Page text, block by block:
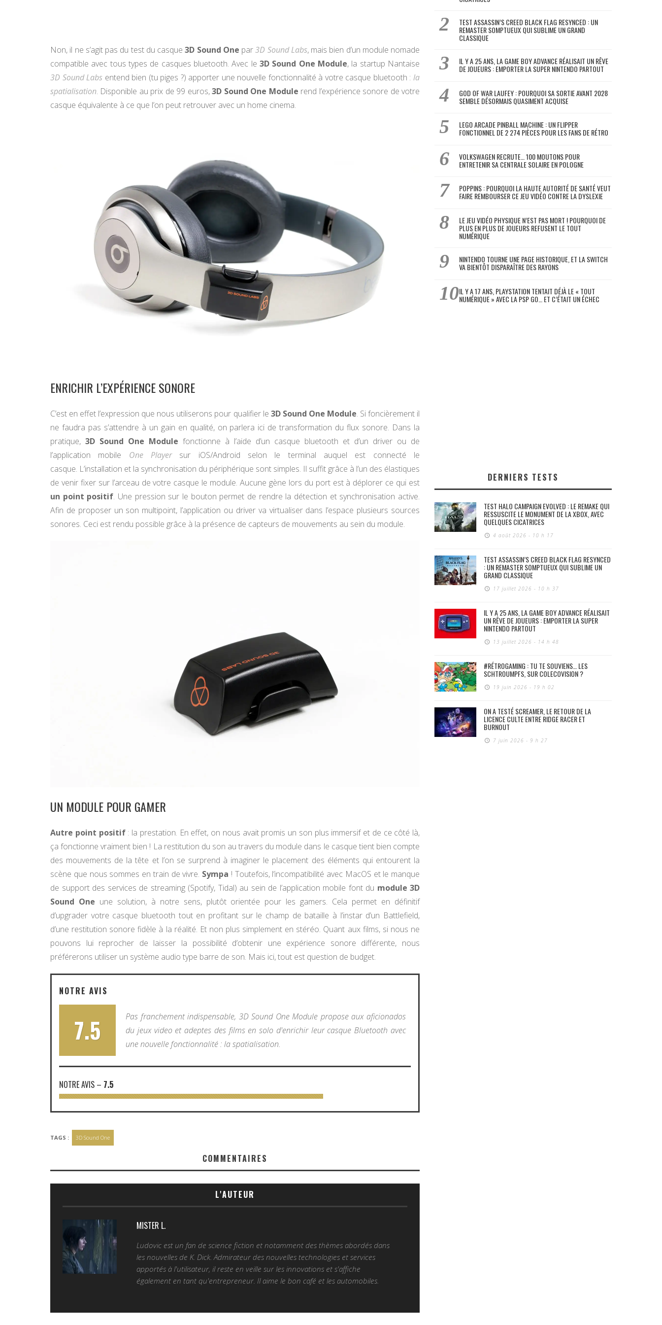
Non, il ne s’agit pas du test du casque3D Sound One par3D Sound Labs, mais bien d’un module nomade
compatible avec tous types de casques bluetooth. Avec le 3D Sound One Module, la startup Nantaise
3D Sound Labs entend bien (tu piges ?) apporter une nouvelle fonctionnalité à votre casque bluetooth :la
spatialisation. Disponible au prix de 99 euros,3D Sound One Module rend l’expérience sonore de votre
casque équivalente à ce que l’on peut retrouver avec un home cinema.
ENRICHIR L’EXPÉRIENCE SONORE
C’est en effet l’expression que nous utiliserons pour qualifier le 3D Sound One Module. Si foncièrement il
ne faudra pas s’attendre à un gain en qualité, on parlera ici de transformation du flux sonore. Dans la
pratique, 3D Sound One Module fonctionne à l’aide d’un casque bluetooth et d’un driver ou de
l’application mobile One Playersur iOS/Android selon le terminal auquel est connecté le
casque. L’installation et la synchronisation du périphérique sont simples. Il suffit grâce à l’un des élastiques
de venir fixer sur l’arceau de votre casque le module. Aucune gène lors du port est à déplorer ce qui est
un point positif. Une pression sur le bouton permet de rendre la détection et synchronisation active.
Afin de proposer un son multipoint, l’application ou driver va virtualiser dans l’espace plusieurs sources
sonores. Ceci est rendu possible grâce à la présence de capteurs de mouvements au sein du module.
UN MODULE POUR GAMER
Autre point positif: la prestation. En effet, on nous avait promis un son plus immersif et de ce côté là,
ça fonctionne vraiment bien ! La restitution du son au travers du module dans le casque tient bien compte
des mouvements de la tête et l’on se surprend à imaginer le placement des éléments qui entourent la
scène que nous sommes en train de vivre. Sympa ! Toutefois, l’incompatibilité avec MacOS et le manque
de support des services de streaming (Spotify, Tidal) au sein de l’application mobile font du module 3D
Sound One une solution, à notre sens, plutôt orientée pour les gamers. Cela permet en définitif
d’upgrader votre casque bluetooth tout en profitant sur le champ de bataille à l’instar d’un Battlefield,
d’une restitution sonore fidèle à la réalité. Et non plus simplement en stéréo. Quant aux films, si nous ne
pouvons lui reprocher de laisser la possibilité d’obtenir une expérience sonore différente, nous
préférerons utiliser un système audio type barre de son. Mais ici, tout est question de budget.
NOTRE AVIS
7.5
Pas franchement indispensable, 3D Sound One Module propose aux aficionados
du jeux video et adeptes des films en solo d'enrichir leur casque Bluetooth avec
une nouvelle fonctionnalité : la spatialisation.
NOTRE AVIS – 7.5
TAGS : 3D Sound One
COMMENTAIRES
L'AUTEUR
MISTER L.
Ludovic est un fan de science fiction et notamment des thèmes abordés dans
les nouvelles de K. Dick. Admirateur des nouvelles technologies et services
apportés à l'utilisateur, il reste en veille sur les innovations et s'affiche
également en tant qu'entrepreneur. Il aime le bon café et les automobiles.
TEST ASSASSIN’S CREED BLACK FLAG RESYNCED : UN
REMASTER SOMPTUEUX QUI SUBLIME UN GRAND
CLASSIQUE
IL Y A 25 ANS, LA GAME BOY ADVANCE RÉALISAIT UN RÊVE
DE JOUEURS : EMPORTER LA SUPER NINTENDO PARTOUT
GOD OF WAR LAUFEY : POURQUOI SA SORTIE AVANT 2028
SEMBLE DÉSORMAIS QUASIMENT ACQUISE
LEGO ARCADE PINBALL MACHINE : UN FLIPPER
FONCTIONNEL DE 2 274 PIÈCES POUR LES FANS DE RÉTRO
VOLKSWAGEN RECRUTE… 100 MOUTONS POUR
ENTRETENIR SA CENTRALE SOLAIRE EN POLOGNE
POPPINS : POURQUOI LA HAUTE AUTORITÉ DE SANTÉ VEUT
FAIRE REMBOURSER CE JEU VIDÉO CONTRE LA DYSLEXIE
LE JEU VIDÉO PHYSIQUE N’EST PAS MORT ! POURQUOI DE
PLUS EN PLUS DE JOUEURS REFUSENT LE TOUT
NUMÉRIQUE
NINTENDO TOURNE UNE PAGE HISTORIQUE, ET LA SWITCH
VA BIENTÔT DISPARAÎTRE DES RAYONS
IL Y A 17 ANS, PLAYSTATION TENTAIT DÉJÀ LE « TOUT
NUMÉRIQUE » AVEC LA PSP GO… ET C’ÉTAIT UN ÉCHEC
DERNIERS TESTS
TEST HALO CAMPAIGN EVOLVED : LE REMAKE QUI
RESSUSCITE LE MONUMENT DE LA XBOX, AVEC
QUELQUES CICATRICES
4 août 2026 - 10 h 17
TEST ASSASSIN’S CREED BLACK FLAG RESYNCED
: UN REMASTER SOMPTUEUX QUI SUBLIME UN
GRAND CLASSIQUE
17 juillet 2026 - 10 h 37
IL Y A 25 ANS, LA GAME BOY ADVANCE RÉALISAIT
UN RÊVE DE JOUEURS : EMPORTER LA SUPER
NINTENDO PARTOUT
13 juillet 2026 - 14 h 48
#RÉTROGAMING : TU TE SOUVIENS… LES
SCHTROUMPFS, SUR COLECOVISION ?
19 juin 2026 - 19 h 02
ON A TESTÉ SCREAMER, LE RETOUR DE LA
LICENCE CULTE ENTRE RIDGE RACER ET
BURNOUT
7 juin 2026 - 9 h 27